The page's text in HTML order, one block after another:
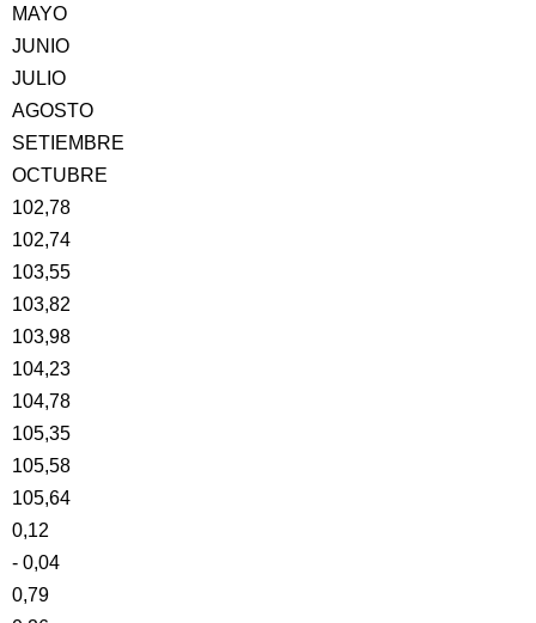
MAYO
JUNIO
JULIO
AGOSTO
SETIEMBRE
OCTUBRE
102,78
102,74
103,55
103,82
103,98
104,23
104,78
105,35
105,58
105,64
0,12
- 0,04
0,79